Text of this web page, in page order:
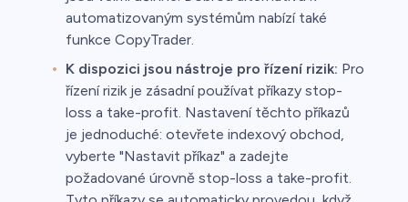
automatizovaným systémům nabízí také
funkce CopyTrader.
K dispozici jsou nástroje pro řízení rizik: Pro
řízení rizik je zásadní používat příkazy stop-
loss a take-profit. Nastavení těchto příkazů
je jednoduché: otevřete indexový obchod,
vyberte "Nastavit příkaz" a zadejte
požadované úrovně stop-loss a take-profit.